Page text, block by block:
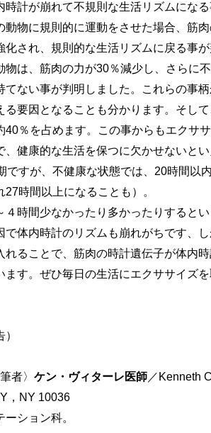
計が崩れて不規則な生活リズムにな
動物に規則的に運動をさせた場合、筋
され、規則的な生活リズムに戻る事が
は、筋肉の力が30％減少し、さらに
ない事が判明しました。これらの事
要因となることも分かります。そし
40％を占めます。この事からもエクサ
健康的な生活を保つに欠かせないとい
すが、不健康な状態では、20時間以
時間以上になることも）。
時間少なかったり多かったりすると
体内時計のリズムも崩れがちです、
ることで、筋肉の時計遺伝子が体内
す。ぜひ毎日の生活にエクササイズを
者〉 ケン・ヴィターレ医師／Kenneth
，NY 10036
ション科。